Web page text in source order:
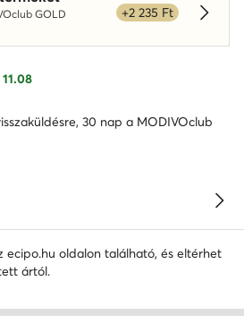
GOLD
+2 235 Ft
30 nap a MODIVOclub
ecipo.hu oldalon található, és eltérhet
ártól.